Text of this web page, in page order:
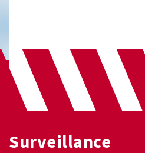
Surveillance